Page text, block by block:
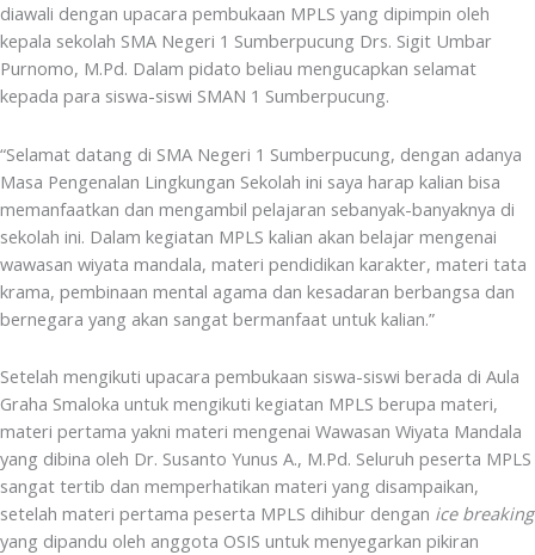
diawali dengan upacara pembukaan MPLS yang dipimpin oleh
kepala sekolah SMA Negeri 1 Sumberpucung Drs. Sigit Umbar
Purnomo, M.Pd. Dalam pidato beliau mengucapkan selamat
kepada para siswa-siswi SMAN 1 Sumberpucung.
“Selamat datang di SMA Negeri 1 Sumberpucung, dengan adanya
Masa Pengenalan Lingkungan Sekolah ini saya harap kalian bisa
memanfaatkan dan mengambil pelajaran sebanyak-banyaknya di
sekolah ini. Dalam kegiatan MPLS kalian akan belajar mengenai
wawasan wiyata mandala, materi pendidikan karakter, materi tata
krama, pembinaan mental agama dan kesadaran berbangsa dan
bernegara yang akan sangat bermanfaat untuk kalian.”
Setelah mengikuti upacara pembukaan siswa-siswi berada di Aula
Graha Smaloka untuk mengikuti kegiatan MPLS berupa materi,
materi pertama yakni materi mengenai Wawasan Wiyata Mandala
yang dibina oleh Dr. Susanto Yunus A., M.Pd. Seluruh peserta MPLS
sangat tertib dan memperhatikan materi yang disampaikan,
setelah materi pertama peserta MPLS dihibur dengan ice breaking
yang dipandu oleh anggota OSIS untuk menyegarkan pikiran